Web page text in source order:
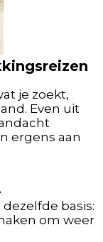
je zoekt,
Even uit
ergens aan
basis:
om weer